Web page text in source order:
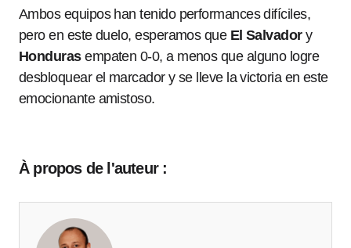
Ambos equipos han tenido performances difíciles,
pero en este duelo, esperamos que El Salvadory
Hondurasempaten 0-0, a menos que alguno logre
desbloquear el marcador y se lleve la victoria en este
emocionante amistoso.
À propos de l'auteur :